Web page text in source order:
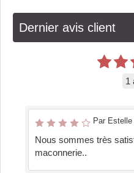
Dernier avis client
1
Par
Nous sommes très
maconnerie..